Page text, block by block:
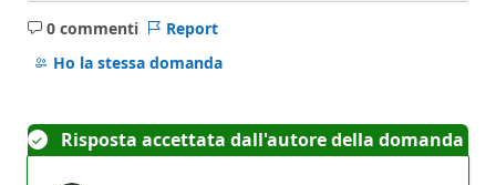
0 commenti
Nessun
commento
Report
Ho la stessa domanda
Risposta accettata dall'autore della domanda